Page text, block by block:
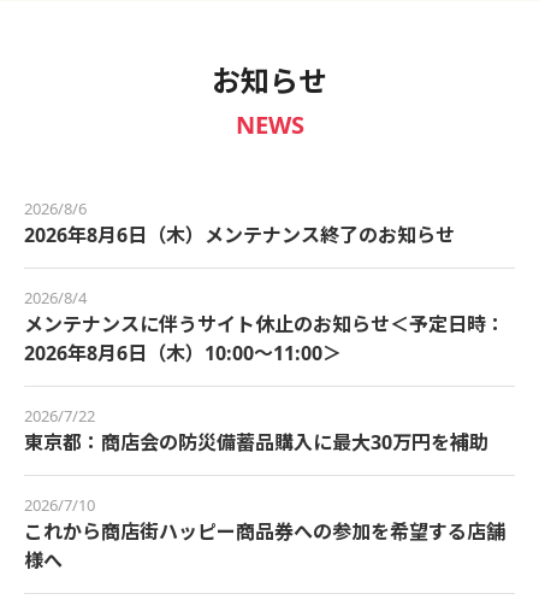
お知らせ
NEWS
2026/8/6
2026年8月6日（木）メンテナンス終了のお知らせ
2026/8/4
メンテナンスに伴うサイト休止のお知らせ＜予定日時：
2026年8月6日（木）10:00～11:00＞
2026/7/22
東京都：商店会の防災備蓄品購入に最大30万円を補助
2026/7/10
これから商店街ハッピー商品券への参加を希望する店舗
様へ